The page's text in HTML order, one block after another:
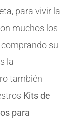
para vivir la
muchos los
su
la
también
Kits de
para